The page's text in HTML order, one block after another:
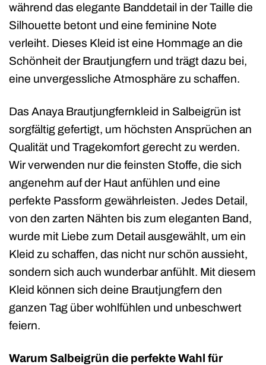
während das elegante Banddetail in der Taille die
Silhouette betont und eine feminine Note
verleiht. Dieses Kleid ist eine Hommage an die
Schönheit der Brautjungfern und trägt dazu bei,
eine unvergessliche Atmosphäre zu schaffen.
Das Anaya Brautjungfernkleid in Salbeigrün ist
sorgfältig gefertigt, um höchsten Ansprüchen an
Qualität und Tragekomfort gerecht zu werden.
Wir verwenden nur die feinsten Stoffe, die sich
angenehm auf der Haut anfühlen und eine
perfekte Passform gewährleisten. Jedes Detail,
von den zarten Nähten bis zum eleganten Band,
wurde mit Liebe zum Detail ausgewählt, um ein
Kleid zu schaffen, das nicht nur schön aussieht,
sondern sich auch wunderbar anfühlt. Mit diesem
Kleid können sich deine Brautjungfern den
ganzen Tag über wohlfühlen und unbeschwert
feiern.
Warum Salbeigrün die perfekte Wahl für